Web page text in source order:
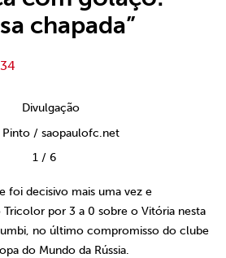
chapada”
Pinto / saopaulofc.net
1/ 6
foi decisivo mais uma vez e
por 3 a 0 sobre o Vitória nesta
no último compromisso do clube
do Mundo da Rússia.